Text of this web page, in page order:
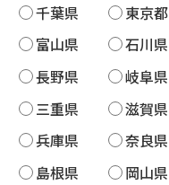
千葉県
東京都
富山県
石川県
長野県
岐阜県
三重県
滋賀県
兵庫県
奈良県
島根県
岡山県